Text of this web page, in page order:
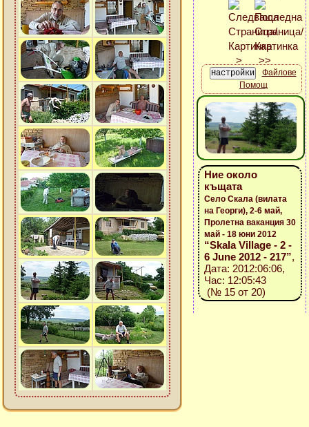
Файлове
Помощ
Ние около
къщата
Село Скала (вилата
на Георги), 2-6 май,
Пролетна ваканция 30
май - 18 юни 2012
“Skala Village - 2 -
6 June 2012 - 217”,
Дата: 2012:06:06,
Час: 12:05:43
(№ 15 от 20)